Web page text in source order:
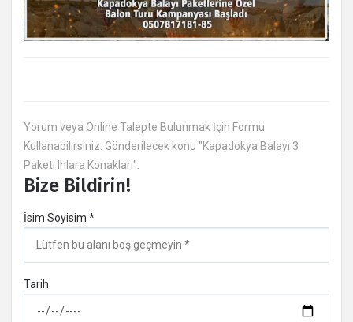
Yorum veya Online Talepte Bulunmak İçin Formu
Kullanabilirsiniz. Gönderilecek konu "Kapadokya Balayı 3
Paketi Ihlara Konakları".
Bize Bildirin!
İsim Soyisim *
Tarih